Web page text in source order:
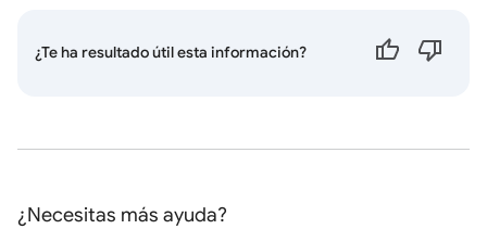
¿Te ha resultado útil esta información?
¿Necesitas más ayuda?